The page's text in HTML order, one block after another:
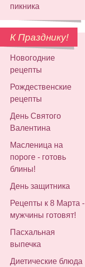
пикника
К Празднику!
Новогодние
рецепты
Рождественские
рецепты
День Святого
Валентина
Масленица на
пороге - готовь
блины!
День защитника
Рецепты к 8 Марта -
мужчины готовят!
Пасхальная
выпечка
Диетические блюда